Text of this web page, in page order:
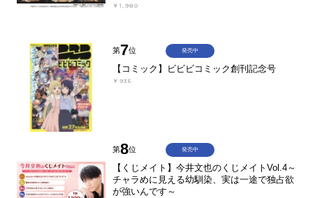
￥1,980
第7位
【コミック】ビビビコミック創刊記念号
￥935
発売中
第8位
【くじメイト】今井文也のくじメイトVol.4～
チャラめに見える幼馴染、実は一途で独占欲
が強いんです～
発売中